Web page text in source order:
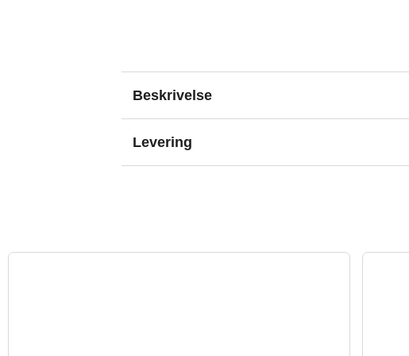
Beskrivelse
Levering